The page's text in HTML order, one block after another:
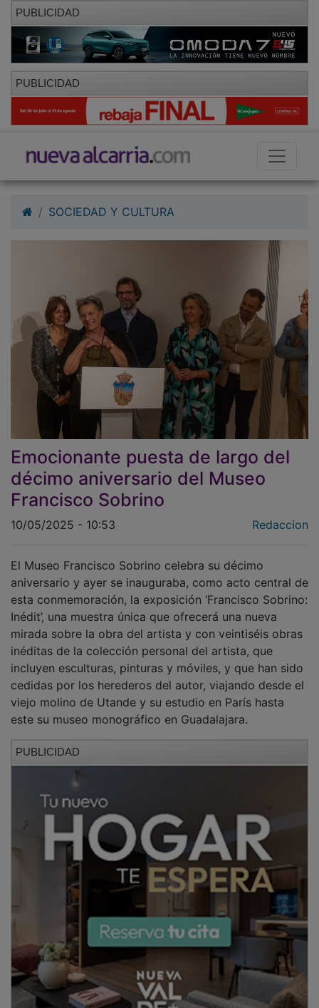
PUBLICIDAD
PUBLICIDAD
Emocionante puesta de largo del
décimo aniversario del Museo
Francisco Sobrino
aniversario y ayer se inauguraba, como acto central de
esta conmemoración, la exposición ‘Francisco Sobrino:
Inédit’, una muestra única que ofrecerá una nueva
mirada sobre la obra del artista y con veintiséis obras
inéditas de la colección personal del artista, que
incluyen esculturas, pinturas y móviles, y que han sido
cedidas por los herederos del autor, viajando desde el
viejo molino de Utande y su estudio en París hasta
este su museo monográfico en Guadalajara.
La inauguración ha estado presidida por la alcaldesa
de Guadalajara, Ana Guarinos, acompañada del
concejal de Cultura, Javier Toquero, el comisario de la
exposición, Alfonso de la Torre, y los tres hijos de
Sobrino y herederos de su obra, Celia, Delia y Daniel y
ha contado con la asistencia de numeroso público y
hasta tres generaciones de familiares del autor.
En su intervención, la alcaldesa recordó que hace diez
años, el 30 de marzo de 2015, que se abrían las
puertas de este museo, un proyecto ambicioso que
comenzó en 2008 con la adecuación de las antiguas
naves del matadero. “Este museo no solo preserva un
patrimonio arquitectónico, sino que también fusiona